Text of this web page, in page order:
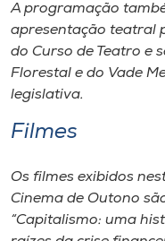
A programação
apresentação teatral
do Curso de Teatro e
Florestal e do Vade
legislativa.
Filmes
Os filmes exibidos
Cinema de Outono
“Capitalismo: uma